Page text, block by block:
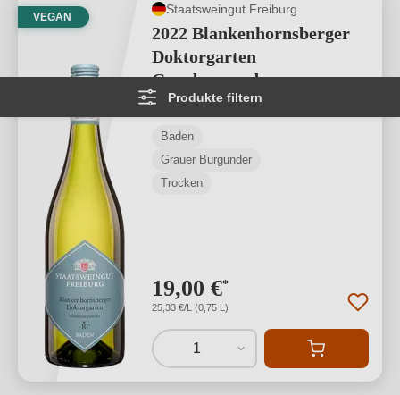
Produkte filtern
VEGAN
Staatsweingut Freiburg
2022 Blankenhornsberger
Doktorgarten
Grauburgunder
VDP.ERSTES GEWÄCHS
★ ★ ★★★
Durchschnittliche Bewertung von 5
1
Baden
Grauer Burgunder
Trocken
19,00 €*
25,33 €/L (0,75 L)
1